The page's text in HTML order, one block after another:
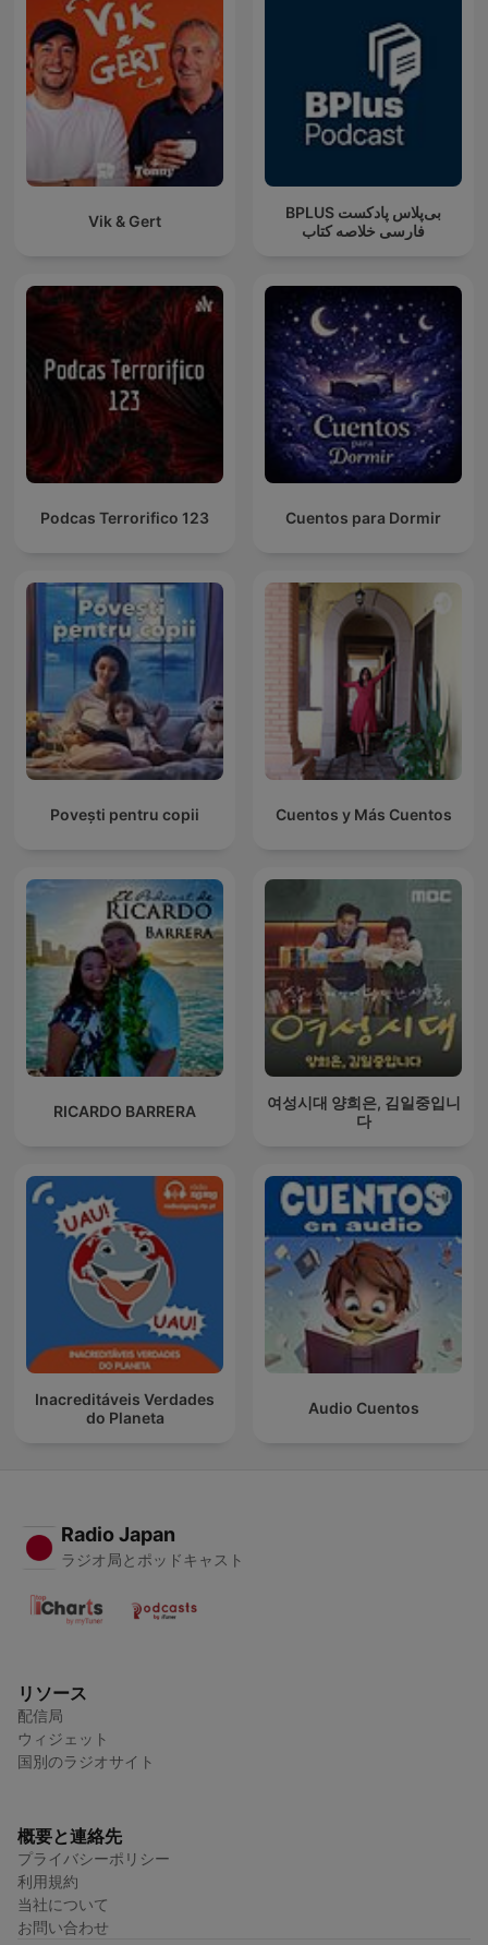
Vik & Gert
‌BPLUS بی‌پلاس پادکست
فارسی خلاصه کتاب
Podcas Terrorifico 123 Cuentos para Dormir
Povești pentru copii Cuentos y Más Cuentos
RICARDO BARRERA
여성시대 양희은, 김일중입니
다
Inacreditáveis Verdades
do Planeta
Audio Cuentos
Radio Japan
ラジオ局とポッドキャスト
リソース
配信局
ウィジェット
国別のラジオサイト
概要と連絡先
プライバシーポリシー
利用規約
当社について
お問い合わせ